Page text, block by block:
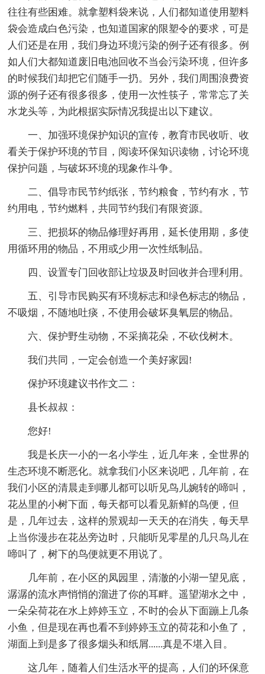
往往有些困难。就拿塑料袋来说，人们都知道使用塑料
袋会造成白色污染，也知道国家的限塑令的要求，可是
人们还是在用，我们身边环境污染的例子还有很多。例
如人们大都知道废旧电池回收不当会污染环境，但许多
的时候我们却把它们随手一扔。另外，我们周围浪费资
源的例子还有很多很多，使用一次性筷子，常常忘了关
水龙头等，为此根据实际情况我提出以下建议。
一、加强环境保护知识的宣传，教育市民收听、收
看关于保护环境的节目，阅读环保知识读物，讨论环境
保护问题，与破坏环境的现象作斗争。
二、倡导市民节约纸张，节约粮食，节约有水，节
约用电，节约燃料，共同节约我们有限资源。
三、把损坏的物品修理好再用，延长使用期，多使
用循环用的物品，不用或少用一次性纸制品。
四、设置专门回收部让垃圾及时回收并合理利用。
五、引导市民购买有环境标志和绿色标志的物品，
不吸烟，不随地吐痰，不使用会破坏臭氧层的物品。
六、保护野生动物，不采摘花朵，不砍伐树木。
我们共同，一定会创造一个美好家园!
保护环境建议书作文二：
县长叔叔：
您好!
我是长庆一小的一名小学生，近几年来，全世界的
生态环境不断恶化。就拿我们小区来说吧，几年前，在
我们小区的清晨走到哪儿都可以听见鸟儿婉转的啼叫，
花丛里的小树下面，每天都可以看见新鲜的鸟便，但
是，几年过去，这样的景观却一天天的在消失，每天早
上当你漫步在花丛旁边时，只能听见零星的几只鸟儿在
啼叫了，树下的鸟便就更不用说了。
几年前，在小区的凤园里，清澈的小湖一望见底，
潺潺的流水声悄悄的溜进了你的耳畔。遥望湖水之中，
一朵朵荷花在水上婷婷玉立，不时的会从下面蹦上几条
小鱼，但是现在再也看不到婷婷玉立的荷花和小鱼了，
湖面上到是多了很多烟头和纸屑......真是不堪入目。
这几年，随着人们生活水平的提高，人们的环保意